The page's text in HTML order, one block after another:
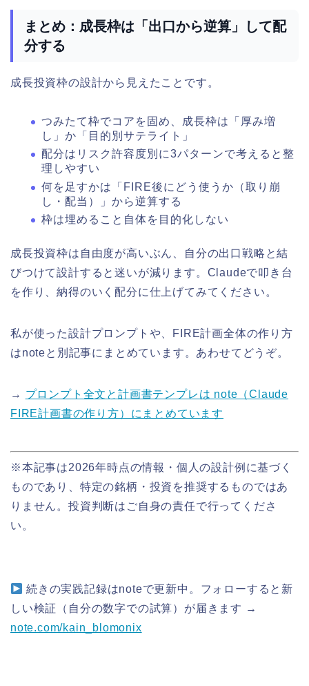
まとめ：成長枠は「出口から逆算」して配
分する
成長投資枠の設計から見えたことです。
つみたて枠でコアを固め、成長枠は「厚み増
し」か「目的別サテライト」
配分はリスク許容度別に3パターンで考えると整
理しやすい
何を足すかは「FIRE後にどう使うか（取り崩
し・配当）」から逆算する
枠は埋めること自体を目的化しない
成長投資枠は自由度が高いぶん、自分の出口戦略と結
びつけて設計すると迷いが減ります。Claudeで叩き台
を作り、納得のいく配分に仕上げてみてください。
私が使った設計プロンプトや、FIRE計画全体の作り方
はnoteと別記事にまとめています。あわせてどうぞ。
→ プロンプト全文と計画書テンプレは note（Claude
FIRE計画書の作り方）にまとめています
※本記事は2026年時点の情報・個人の設計例に基づく
ものであり、特定の銘柄・投資を推奨するものではあ
りません。投資判断はご自身の責任で行ってくださ
い。
続きの実践記録はnoteで更新中。フォローすると新
しい検証（自分の数字での試算）が届きます →
note.com/kain_blomonix